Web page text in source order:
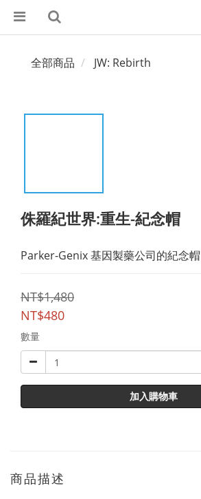
全部商品 JW: Rebirth
侏羅紀世界:重生-紀念帽
Parker-Genix 基因製藥公司的紀念帽
NT$1,480
NT$480
數量
加入購物車
商品描述